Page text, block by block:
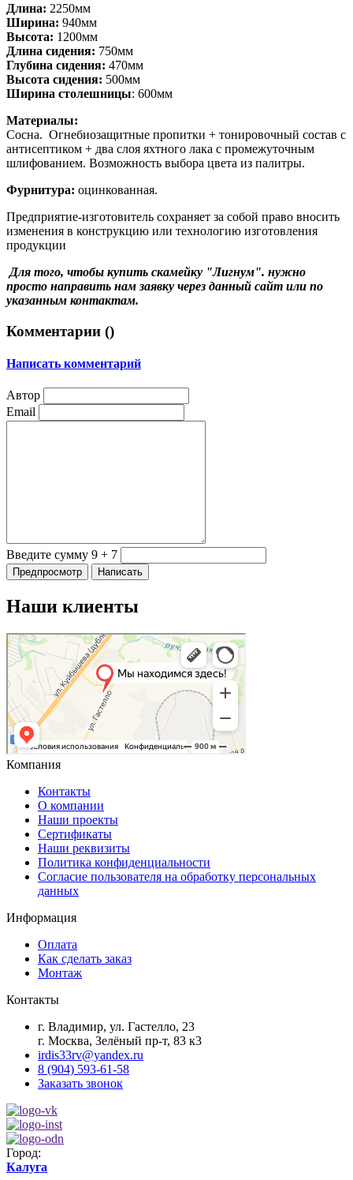
Длина: 2250мм
Ширина: 940мм
Высота: 1200мм
Длина сидения: 750мм
Глубина сидения: 470мм
Высота сидения: 500мм
Ширина столешницы: 600мм
Материалы:
Сосна. Огнебиозащитные пропитки + тонировочный состав с
антисептиком + два слоя яхтного лака с промежуточным
шлифованием. Возможность выбора цвета из палитры.
Фурнитура: оцинкованная.
Предприятие-изготовитель сохраняет за собой право вносить
изменения в конструкцию или технологию изготовления
продукции
Для того, чтобы купить скамейку "Лигнум". нужно
просто направить нам заявку через данный сайт или по
указанным контактам.
Комментарии ()
Написать комментарий
Автор
Email
Введите сумму 9 + 7
Наши клиенты
Компания
Контакты
О компании
Наши проекты
Сертификаты
Наши реквизиты
Политика конфиденциальности
Согласие пользователя на обработку персональных
данных
Информация
Оплата
Как сделать заказ
Монтаж
Контакты
г. Владимир, ул. Гастелло, 23
г. Москва, Зелёный пр-т, 83 к3
irdis33rv@yandex.ru
8 (904) 593-61-58
Заказать звонок
Город:
Калуга